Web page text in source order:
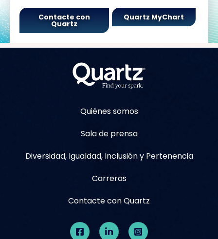
Contacte con
Quartz
Quartz MyChart
Quiénes somos
Sala de prensa
Diversidad, Igualdad, Inclusión y Pertenencia
Carreras
Contacte con Quartz